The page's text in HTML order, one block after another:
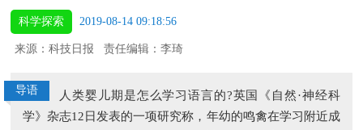
科学探索 2019-08-14 09:18:56
来源：科技日报 责任编辑：李琦
导语
人类婴儿期是怎么学习语言的?英国《自然·神经科
学》杂志12日发表的一项研究称，年幼的鸣禽在学习附近成